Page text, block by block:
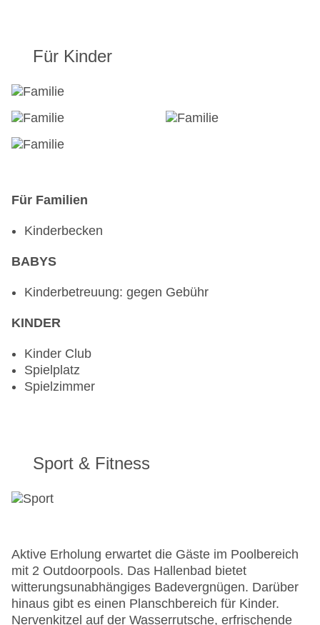
Für Kinder
Für Familien
Kinderbecken
BABYS
Kinderbetreuung: gegen Gebühr
KINDER
Kinder Club
Spielplatz
Spielzimmer
Sport & Fitness
Aktive Erholung erwartet die Gäste im Poolbereich
mit 2 Outdoorpools. Das Hallenbad bietet
witterungsunabhängiges Badevergnügen. Darüber
hinaus gibt es einen Planschbereich für Kinder.
Nervenkitzel auf der Wasserrutsche, erfrischende